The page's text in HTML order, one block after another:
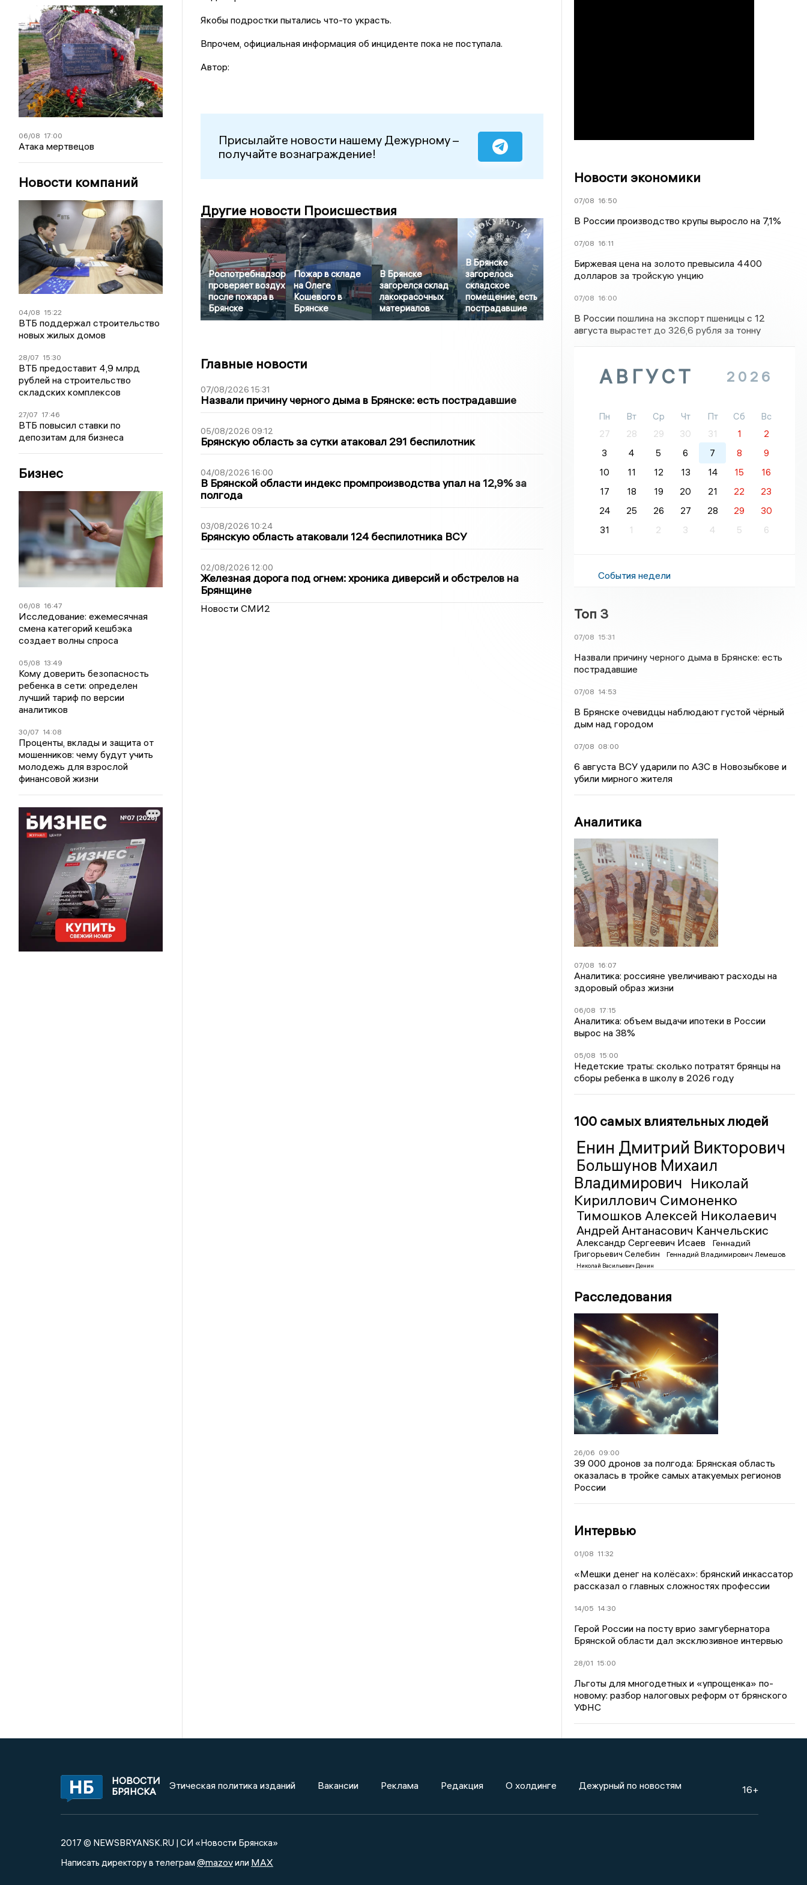
06/08 17:00
Атака мертвецов
Новости компаний
04/08 15:22
ВТБ поддержал строительство
новых жилых домов
28/07 15:30
ВТБ предоставит 4,9 млрд
рублей на строительство
складских комплексов
27/07 17:46
ВТБ повысил ставки по
депозитам для бизнеса
Бизнес
06/08 16:47
Исследование: ежемесячная
смена категорий кешбэка
создает волны спроса
05/08 13:49
Кому доверить безопасность
ребенка в сети: определен
лучший тариф по версии
аналитиков
30/07 14:08
Проценты, вклады и защита от
мошенников: чему будут учить
молодежь для взрослой
финансовой жизни
Якобы подростки пытались что-то украсть.
Впрочем, официальная информация об инциденте пока не поступала.
Автор:
Присылайте новости нашему Дежурному –
получайте вознаграждение!
Другие новости Происшествия
Роспотребнадзор
проверяет воздух
после пожара в
Брянске
Пожар в складе
на Олеге
Кошевого в
Брянске
В Брянске
загорелся склад
лакокрасочных
материалов
В Брянске
загорелось
складское
помещение, есть
пострадавшие
Главные новости
07/08/2026 15:31
Назвали причину черного дыма в Брянске: есть пострадавшие
05/08/2026 09:12
Брянскую область за сутки атаковал 291 беспилотник
04/08/2026 16:00
В Брянской области индекс промпроизводства упал на 12,9% за
полгода
03/08/2026 10:24
Брянскую область атаковали 124 беспилотника ВСУ
02/08/2026 12:00
Железная дорога под огнем: хроника диверсий и обстрелов на
Брянщине
Новости СМИ2
Новости экономики
07/08 16:50
В России производство крупы выросло на 7,1%
07/08 16:11
Биржевая цена на золото превысила 4400
долларов за тройскую унцию
07/08 16:00
В России пошлина на экспорт пшеницы с 12
августа вырастет до 326,6 рубля за тонну
АВГУСТ 2026
Пн Вт Ср Чт Пт Сб
Вс
27
28 29 30 31 1
2
3
4 5 6 7 8
9
10
11 12 13 14 15
16
17
18 19 20 21 22
23
24
25 26 27 28 29
30
31
1 2 3 4 5 6
События недели
Топ 3
07/08 15:31
Назвали причину черного дыма в Брянске: есть
пострадавшие
07/08 14:53
В Брянске очевидцы наблюдают густой чёрный
дым над городом
07/08 08:00
6 августа ВСУ ударили по АЗС в Новозыбкове и
убили мирного жителя
Аналитика
07/08 16:07
Аналитика: россияне увеличивают расходы на
здоровый образ жизни
06/08 17:15
Аналитика: объем выдачи ипотеки в России
вырос на 38%
05/08 15:00
Недетские траты: сколько потратят брянцы на
сборы ребенка в школу в 2026 году
100 самых влиятельных людей
Енин Дмитрий Викторович
Большунов Михаил
Владимирович Николай
Кириллович Симоненко
Тимошков Алексей Николаевич
Андрей Антанасович Канчельскис
Александр Сергеевич Исаев
Геннадий
Григорьевич Селебин
Геннадий Владимирович Лемешов
Николай Васильевич Денин
Расследования
26/06 09:00
39 000 дронов за полгода: Брянская область
оказалась в тройке самых атакуемых регионов
России
Интервью
01/08 11:32
«Мешки денег на колёсах»: брянский инкассатор
рассказал о главных сложностях профессии
14/05 14:30
Герой России на посту врио замгубернатора
Брянской области дал эксклюзивное интервью
28/01 15:00
Льготы для многодетных и «упрощенка» по-
новому: разбор налоговых реформ от брянского
УФНС
НОВОСТИ
БРЯНСКА
Этическая политика изданий Вакансии Реклама Редакция О холдинге Дежурный по новостям 16+
2017 © NEWSBRYANSK.RU | СИ «Новости Брянска»
Написать директору в телеграм @mazovили MAX